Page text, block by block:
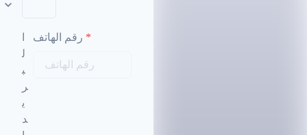
ل
ب
ر
ي
د
رقم الهاتف *